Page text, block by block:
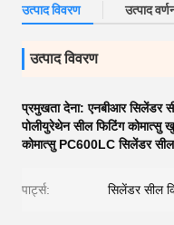
उत्पाद विवरण उत्पाद
उत्पाद विवरण
प्रमुखता देना:एनबीआर सिलेंडर
पोलीयुरेथेन सील फिटिंग कोमात्सु
कोमात्सु PC600LC सिलेंडर
पार्ट्स: सिलेंडर सील